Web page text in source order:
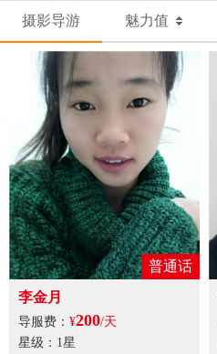
摄影导游 魅力值
普通话
李金月
导服费： ¥200/天
星级：1星